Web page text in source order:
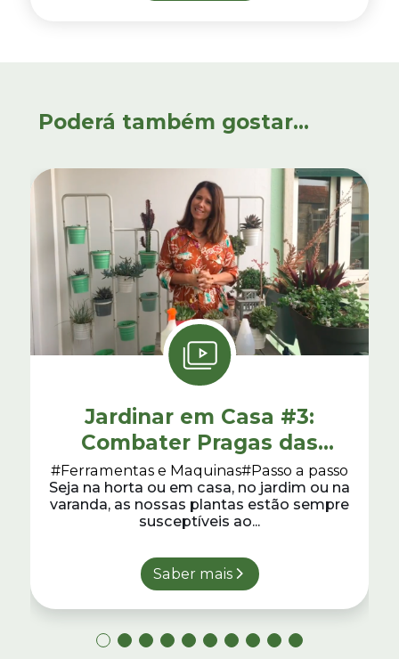
Poderá também gostar...
Jardinar em Casa #3:
Combater Pragas das
Plantas
#Ferramentas e Maquinas#Passo a passo
Seja na horta ou em casa, no jardim ou na
varanda, as nossas plantas estão sempre
susceptíveis ao...
Saber mais